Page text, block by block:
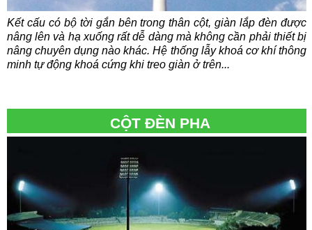
Kết cấu có bộ tời gắn bên trong thân cột, giàn lắp đèn được
nâng lên và hạ xuống rất dễ dàng mà không cần phải thiết bị
nâng chuyên dụng nào khác. Hệ thống lẫy khoá cơ khí thông
minh tự động khoá cứng khi treo giàn ở trên...
CỘT ĐÈN PHA